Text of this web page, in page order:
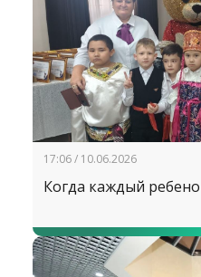
17:06 / 10.06.2026
Когда каждый